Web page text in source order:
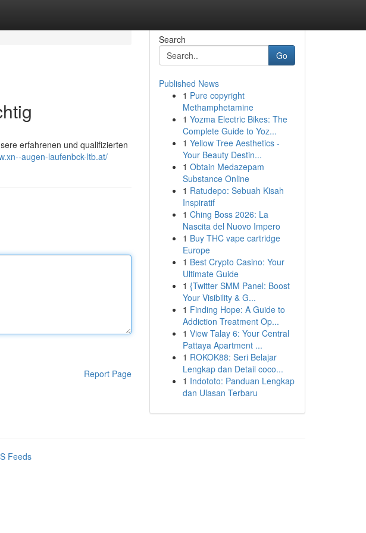
erfahrenen und qualifizierten
augen-laufenbck-ltb.at/
Report Page
Search
Go
Published News
1 Pure copyright
Methamphetamine
1 Yozma Electric Bikes: The
Complete Guide to Yoz...
1 Yellow Tree Aesthetics -
Your Beauty Destin...
1 Obtain Medazepam
Substance Online
1 Ratudepo: Sebuah Kisah
Inspiratif
1 Ching Boss 2026: La
Nascita del Nuovo Impero
1 Buy THC vape cartridge
Europe
1 Best Crypto Casino: Your
Ultimate Guide
1 {Twitter SMM Panel: Boost
Your Visibility & G...
1 Finding Hope: A Guide to
Addiction Treatment Op...
1 View Talay 6: Your Central
Pattaya Apartment ...
1 ROKOK88: Seri Belajar
Lengkap dan Detail coco...
1 Indototo: Panduan Lengkap
dan Ulasan Terbaru
Feeds